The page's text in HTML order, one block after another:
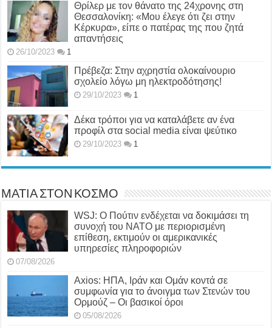
Θρίλερ με τον θάνατο της 24χρονης στη
Θεσσαλονίκη: «Μου έλεγε ότι ζει στην
Κέρκυρα», είπε ο πατέρας της που ζητά
απαντήσεις
26/10/2023 1
Πρέβεζα: Στην αχρηστία ολοκαίνουριο
σχολείο λόγω μη ηλεκτροδότησης!
29/10/2023 1
Δέκα τρόποι για να καταλάβετε αν ένα
προφίλ στα social media είναι ψεύτικο
29/10/2023 1
ΜΑΤΙΑ ΣΤΟΝ ΚΟΣΜΟ
WSJ: Ο Πούτιν ενδέχεται να δοκιμάσει τη
συνοχή του ΝΑΤΟ με περιορισμένη
επίθεση, εκτιμούν οι αμερικανικές
υπηρεσίες πληροφοριών
07/08/2026
Axios: ΗΠΑ, Ιράν και Ομάν κοντά σε
συμφωνία για το άνοιγμα των Στενών του
Ορμούζ – Οι βασικοί όροι
05/08/2026